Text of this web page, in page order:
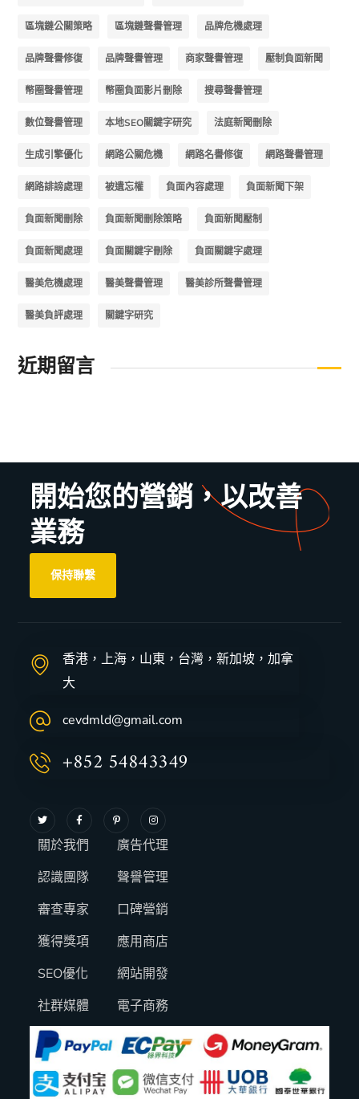
區塊鏈公關策略 區塊鏈聲譽管理 品牌危機處理
品牌聲譽修復 品牌聲譽管理 商家聲譽管理 壓制負面新聞
幣圈聲譽管理 幣圈負面影片刪除 搜尋聲譽管理
數位聲譽管理 本地SEO關鍵字研究 法庭新聞刪除
生成引擎優化 網路公關危機 網路名譽修復 網路聲譽管理
網路誹謗處理 被遺忘權 負面內容處理 負面新聞下架
負面新聞刪除 負面新聞刪除策略 負面新聞壓制
負面新聞處理 負面關鍵字刪除 負面關鍵字處理
醫美危機處理 醫美聲譽管理 醫美診所聲譽管理
醫美負評處理 關鍵字研究
近期留言
開始您的營銷，以改善
業務
保持聯繫
香港，上海，山東，台灣，新加坡，加拿
大
cevdmld@gmail.com
+852 54843349
關於我們
認識團隊
審查專家
獲得獎項
SEO優化
社群媒體
廣告代理
聲譽管理
口碑營銷
應用商店
網站開發
電子商務